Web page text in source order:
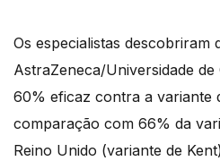
Os especialistas descobriram
AstraZeneca/Universidade
60% eficaz contra a variante
comparação com 66% da
Reino Unido (variante de